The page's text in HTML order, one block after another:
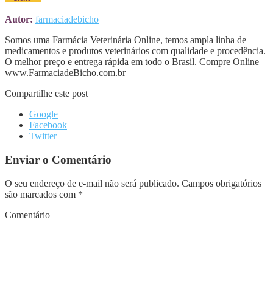
Autor: farmaciadebicho
Somos uma Farmácia Veterinária Online, temos ampla linha de
medicamentos e produtos veterinários com qualidade e procedência.
O melhor preço e entrega rápida em todo o Brasil. Compre Online
www.FarmaciadeBicho.com.br
Compartilhe este post
Google
Facebook
Twitter
Enviar o Comentário
O seu endereço de e-mail não será publicado. Campos obrigatórios
são marcados com *
Comentário